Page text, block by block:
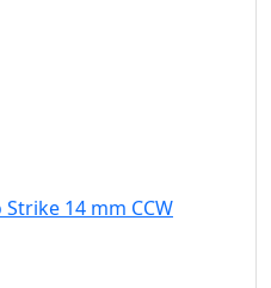
14 mm CCW